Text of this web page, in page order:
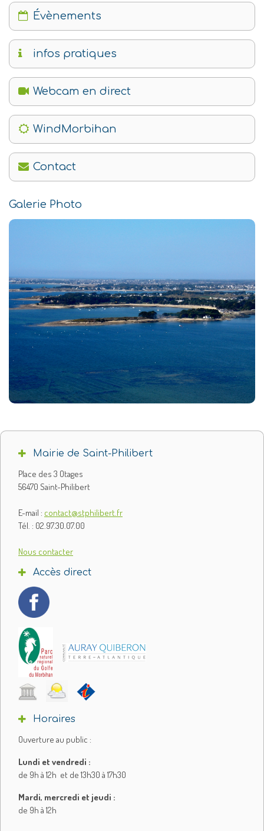
Évènements
infos pratiques
Webcam en direct
WindMorbihan
Contact
Galerie Photo
Mairie de Saint-Philibert
Place des 3 Otages
56470 Saint-Philibert
E-mail : contact@stphilibert.fr
Tél. : 02.97.30.07.00
Nous contacter
Accès direct
Horaires
Ouverture au public :
Lundi et vendredi :
de 9h à 12h et de 13h30 à 17h30
Mardi, mercredi et jeudi :
de 9h à 12h